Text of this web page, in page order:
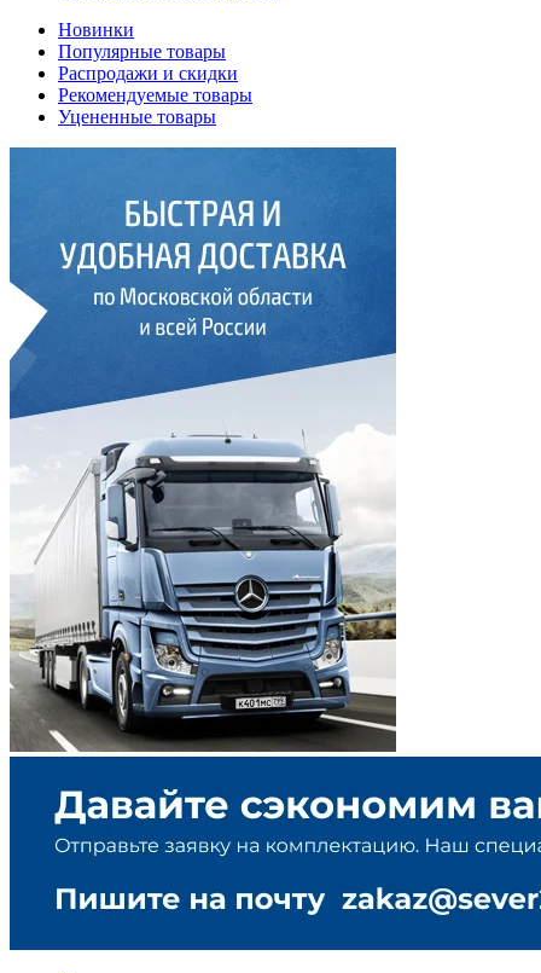
Новинки
Популярные товары
Распродажи и скидки
Рекомендуемые товары
Уцененные товары